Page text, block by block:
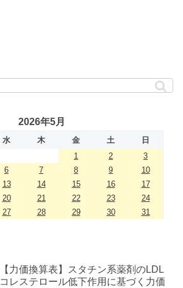
2026年5月
水 木 金 土
日
1
2
3
6 7 8 9
10
13 14 15 16
17
20 21 22 23
24
27 28 29 30 31
【力価換算表】スタチン系薬剤のLDL
コレステロール低下作用に基づく力価